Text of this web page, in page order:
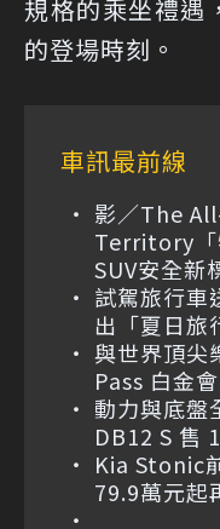
規格的乘坐禮遇
的登場時刻。
車訊最前線
影／The
Territory「
SUV安全新
試駕旅行車
出「夏日旅
與世界頂尖
Pass 白金
動力與底
DB12 S 售
Kia Stonic
79.9萬元起